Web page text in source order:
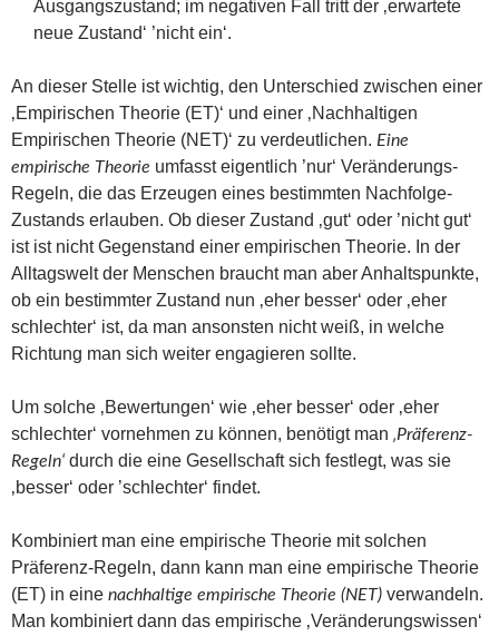
Ausgangszustand; im negativen Fall tritt der ‚erwartete
neue Zustand‘ ’nicht ein‘.
An dieser Stelle ist wichtig, den Unterschied zwischen einer
‚Empirischen Theorie (ET)‘ und einer ‚Nachhaltigen
Empirischen Theorie (NET)‘ zu verdeutlichen. Eine
empirische Theorie umfasst eigentlich ’nur‘ Veränderungs-
Regeln, die das Erzeugen eines bestimmten Nachfolge-
Zustands erlauben. Ob dieser Zustand ‚gut‘ oder ’nicht gut‘
ist ist nicht Gegenstand einer empirischen Theorie. In der
Alltagswelt der Menschen braucht man aber Anhaltspunkte,
ob ein bestimmter Zustand nun ‚eher besser‘ oder ‚eher
schlechter‘ ist, da man ansonsten nicht weiß, in welche
Richtung man sich weiter engagieren sollte.
Um solche ‚Bewertungen‘ wie ‚eher besser‘ oder ‚eher
schlechter‘ vornehmen zu können, benötigt man ‚Präferenz-
Regeln‘durch die eine Gesellschaft sich festlegt, was sie
‚besser‘ oder ’schlechter‘ findet.
Kombiniert man eine empirische Theorie mit solchen
Präferenz-Regeln, dann kann man eine empirische Theorie
(ET) in eine nachhaltige empirische Theorie (NET) verwandeln.
Man kombiniert dann das empirische ‚Veränderungswissen‘